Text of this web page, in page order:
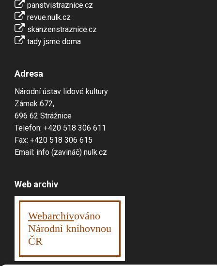
panstvistraznice.cz
revue.nulk.cz
skanzenstraznice.cz
tady jsme doma
Adresa
Národní ústav lidové kultury
Zámek 672,
696 62 Strážnice
Telefon: +420 518 306 611
Fax: +420 518 306 615
Email: info (zavináč) nulk.cz
Web archiv
Webarchivováno
Národní knihovnou
ČR